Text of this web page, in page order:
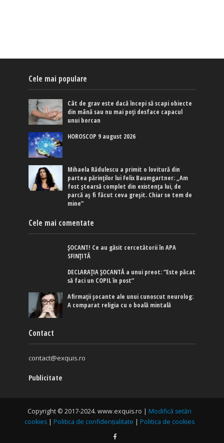
Cele mai populare
Cât de grav este dacă începi să scapi obiecte
din mână sau nu mai poți desface capacul
unui borcan
HOROSCOP 9 august 2026
Mihaela Rădulescu a primit o lovitură din
partea părinților lui Felix Baumgartner: „Am
fost ștearsă complet din existența lui, de
parcă aș fi făcut ceva greșit. Chiar se tem de
mine”
Cele mai comentate
ȘOCANT! Ce au găsit cercetătorii în APA
SFINȚITĂ
DECLARAȚIA ȘOCANTĂ a unui preot: ”Este păcat
să faci un COPIL în post”
Afirmaţii şocante ale unui cunoscut neurolog:
A comparat religia cu o boală mintală
Contact
contact@exquis.ro
Publicitate
Copyright © 2017-2024. www.exquis.ro | Modifică setări
cookies | Politica de confidențialitate | Politica de cookies